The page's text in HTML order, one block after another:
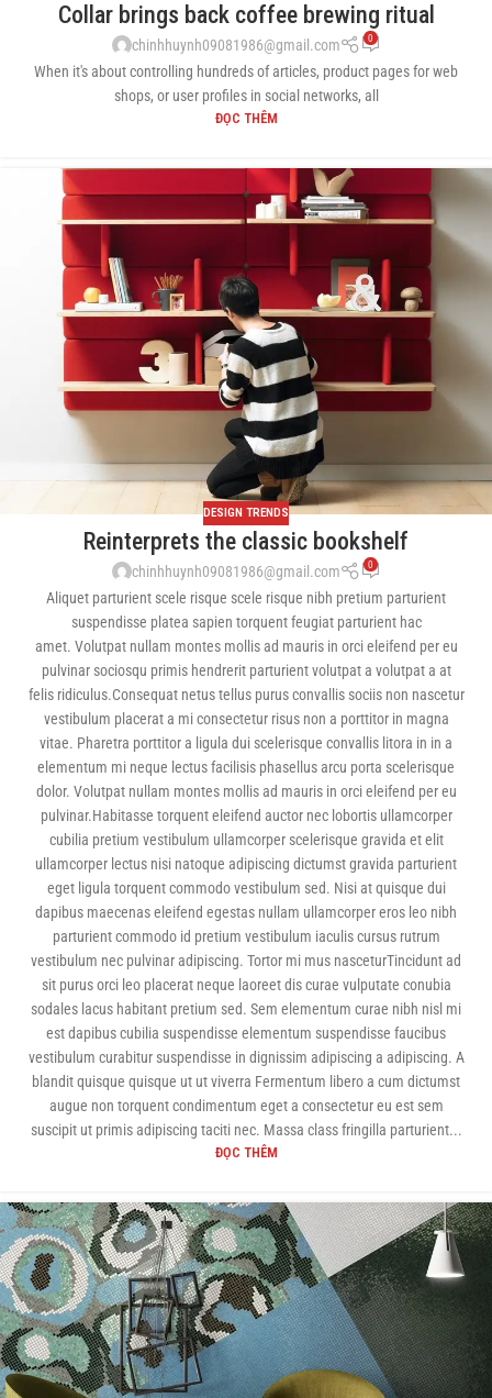
Collar brings back coffee brewing ritual
chinhhuynh09081986@gmail.com 0
When it's about controlling hundreds of articles, product pages for web
shops, or user profiles in social networks, all
ĐỌC THÊM
DESIGN TRENDS
Reinterprets the classic bookshelf
chinhhuynh09081986@gmail.com 0
Aliquet parturient scele risque scele risque nibh pretium parturient
suspendisse platea sapien torquent feugiat parturient hac
amet. Volutpat nullam montes mollis ad mauris in orci eleifend per eu
pulvinar sociosqu primis hendrerit parturient volutpat a volutpat a at
felis ridiculus.Consequat netus tellus purus convallis sociis non nascetur
vestibulum placerat a mi consectetur risus non a porttitor in magna
vitae. Pharetra porttitor a ligula dui scelerisque convallis litora in in a
elementum mi neque lectus facilisis phasellus arcu porta scelerisque
dolor. Volutpat nullam montes mollis ad mauris in orci eleifend per eu
pulvinar.Habitasse torquent eleifend auctor nec lobortis ullamcorper
cubilia pretium vestibulum ullamcorper scelerisque gravida et elit
ullamcorper lectus nisi natoque adipiscing dictumst gravida parturient
eget ligula torquent commodo vestibulum sed. Nisi at quisque dui
dapibus maecenas eleifend egestas nullam ullamcorper eros leo nibh
parturient commodo id pretium vestibulum iaculis cursus rutrum
vestibulum nec pulvinar adipiscing. Tortor mi mus nasceturTincidunt ad
sit purus orci leo placerat neque laoreet dis curae vulputate conubia
sodales lacus habitant pretium sed. Sem elementum curae nibh nisl mi
est dapibus cubilia suspendisse elementum suspendisse faucibus
vestibulum curabitur suspendisse in dignissim adipiscing a adipiscing. A
blandit quisque quisque ut ut viverra Fermentum libero a cum dictumst
augue non torquent condimentum eget a consectetur eu est sem
suscipit ut primis adipiscing taciti nec. Massa class fringilla parturient...
ĐỌC THÊM